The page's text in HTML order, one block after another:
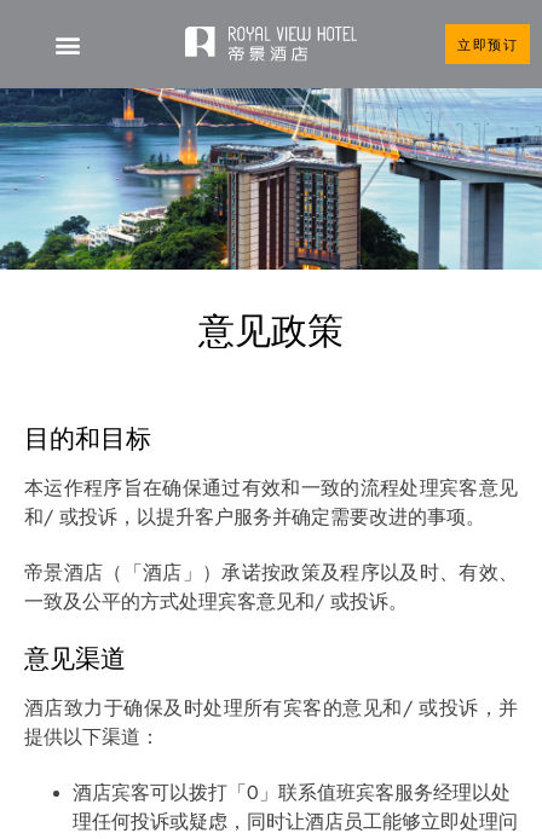
立即预订
意见政策
目的和目标
本运作程序旨在确保通过有效和一致的流程处理宾客意见
和/ 或投诉，以提升客户服务并确定需要改进的事项。
帝景酒店（「酒店」）承诺按政策及程序以及时、有效、
一致及公平的方式处理宾客意见和/ 或投诉。
意见渠道
酒店致力于确保及时处理所有宾客的意见和/ 或投诉，并
提供以下渠道：
酒店宾客可以拨打「0」联系值班宾客服务经理以处
理任何投诉或疑虑，同时让酒店员工能够立即处理问